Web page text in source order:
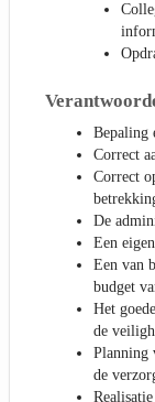
Bepaling
Correct
Correct
De
Een
Een van
budget
Het
de
Planning
de